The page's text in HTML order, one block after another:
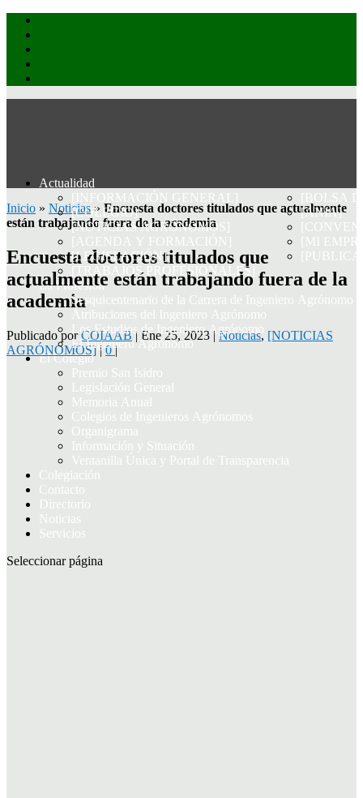
Actualidad
[INFORMACIÓN GENERAL]
[COLEGIO]
[NOTICIAS AGRÓNOMOS]
[AGENDA Y FORMACIÓN]
[LEGISLACIÓN]
[TRABAJOS PROFESIONALES]
[BOLSA
[ANIA]
[MI
La Profesión
Sesquicentenario de la Carrera de Ingeniero Agrónomo
Atribuciones del Ingeniero Agrónomo
Los Estudios de Ingeniero Agrónomo
El Ingeniero Agrónomo
El Colegio
Premio San Isidro
Legislación General
Memoria Anual
Colegios de Ingenieros Agrónomos
Organigrama
Información y Situación
Ventanilla Única y Portal de Transparencia
Colegiación
Contacto
Directorio
Noticias
Servicios
Seleccionar página
Inicio » Noticias» Encuesta doctores titulados que actualmente
están trabajando fuera de la academia
Encuesta doctores titulados que
actualmente están trabajando fuera de la
academia
Publicado porCOIAAB | Ene 25, 2023 |Noticias, [NOTICIAS
AGRÓNOMOS]|0 |